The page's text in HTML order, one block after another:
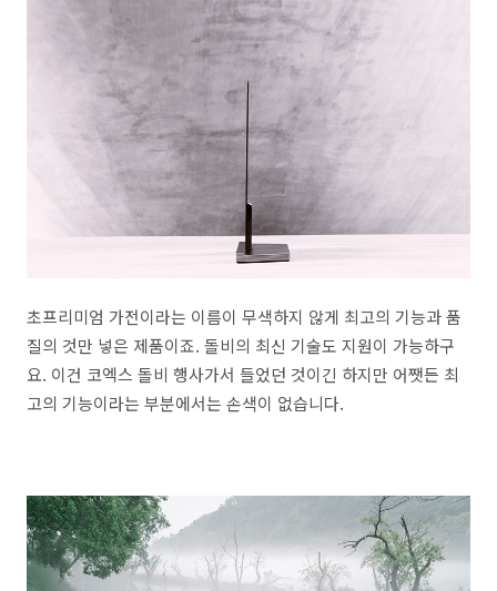
초프리미엄 가전이라는 이름이 무색하지 않게 최고의 기능과 품
질의 것만 넣은 제품이죠. 돌비의 최신 기술도 지원이 가능하구
요. 이건 코엑스 돌비 행사가서 들었던 것이긴 하지만 어쨋든 최
고의 기능이라는 부분에서는 손색이 없습니다.